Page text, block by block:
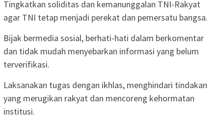
Tingkatkan soliditas dan kemanunggalan TNI-Rakyat
agar TNI tetap menjadi perekat dan pemersatu bangsa.
Bijak bermedia sosial, berhati-hati dalam berkomentar
dan tidak mudah menyebarkan informasi yang belum
terverifikasi.
Laksanakan tugas dengan ikhlas, menghindari tindakan
yang merugikan rakyat dan mencoreng kehormatan
institusi.